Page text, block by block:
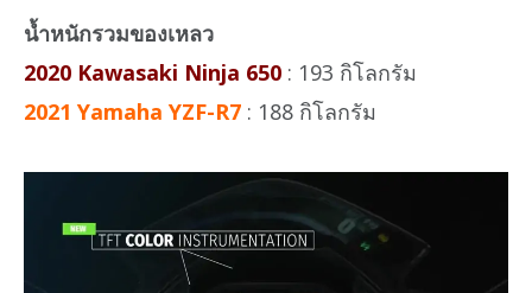
น้ำหนักรวมของเหลว
2020 Kawasaki Ninja 650 : 193 กิโลกรัม
2021 Yamaha YZF-R7 : 188 กิโลกรัม